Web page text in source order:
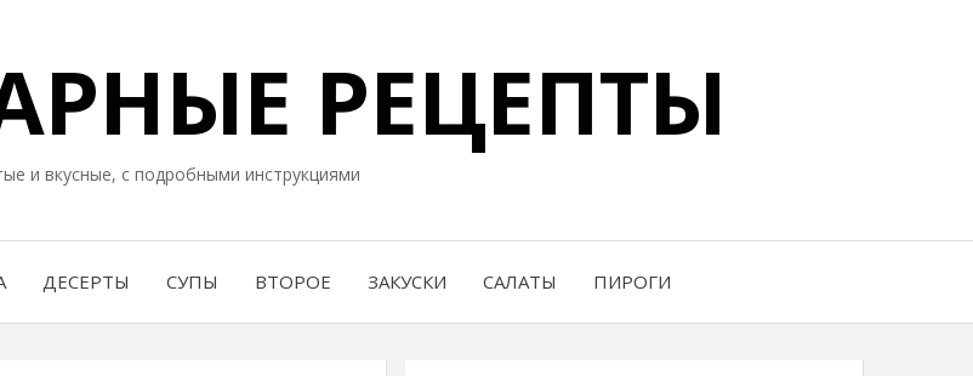
РЕЦЕПТЫ
и вкусные, с подробными инструкциями
ДЕСЕРТЫ СУПЫ ВТОРОЕ ЗАКУСКИ САЛАТЫ ПИРОГИ